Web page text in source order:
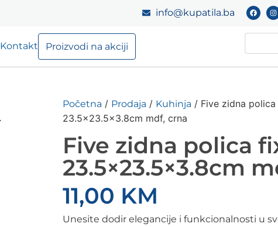
info@kupatila.ba
Kontakt Proizvodi na akciji
Početna / Prodaja / Kuhinja / Five zidna
23.5×23.5×3.8cm mdf, crna
Five zidna polica
23.5×23.5×3.8cm
11,00 KM
Unesite dodir elegancije i funkcionalnosti u